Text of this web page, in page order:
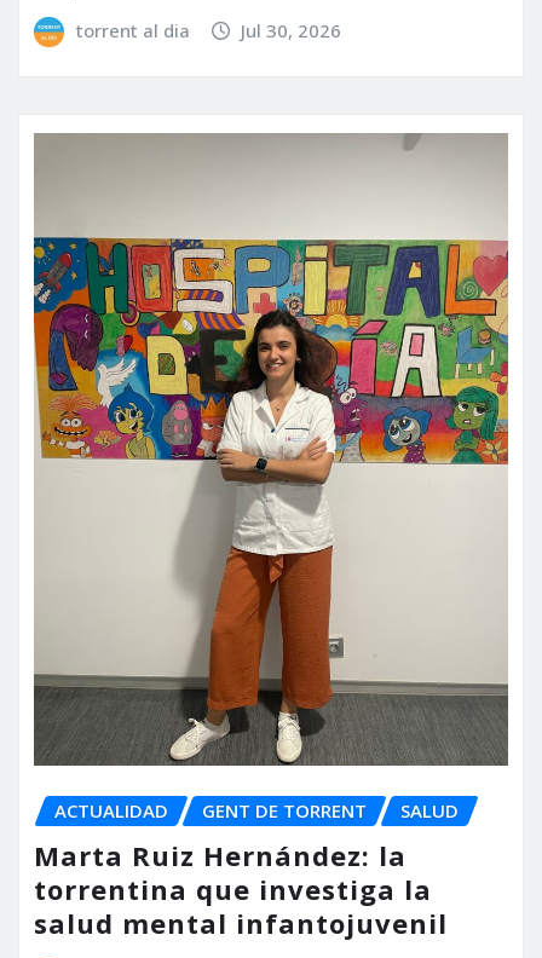
torrent al dia Jul 30, 2026
ACTUALIDAD GENT DE TORRENT SALUD
Marta Ruiz Hernández: la
torrentina que investiga la
salud mental infantojuvenil